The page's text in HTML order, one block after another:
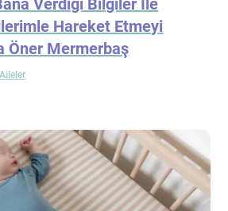
Verdiği Bilgiler İle
Hareket Etmeyi
Öner Mermerbaş